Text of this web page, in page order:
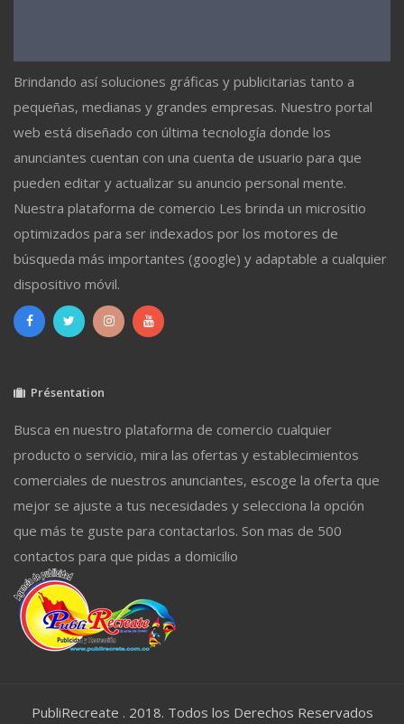
Brindando así soluciones gráficas y publicitarias tanto a
pequeñas, medianas y grandes empresas. Nuestro portal
web está diseñado con última tecnología donde los
anunciantes cuentan con una cuenta de usuario para que
pueden editar y actualizar su anuncio personal mente.
Nuestra plataforma de comercio Les brinda un micrositio
optimizados para ser indexados por los motores de
búsqueda más importantes (google) y adaptable a cualquier
dispositivo móvil.
Présentation
Busca en nuestro plataforma de comercio cualquier
producto o servicio, mira las ofertas y establecimientos
comerciales de nuestros anunciantes, escoge la oferta que
mejor se ajuste a tus necesidades y selecciona la opción
que más te guste para contactarlos. Son mas de 500
contactos para que pidas a domicilio
PubliRecreate . 2018. Todos los Derechos Reservados